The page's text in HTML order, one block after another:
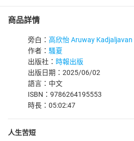
商品詳情
旁白： 高欣怡 Aruway Kadjaljavan
作者： 騷夏
出版社： 時報出版
出版日期：2025/06/02
語言：中文
ISBN：9786264195553
時長：05:02:47
人生苦短